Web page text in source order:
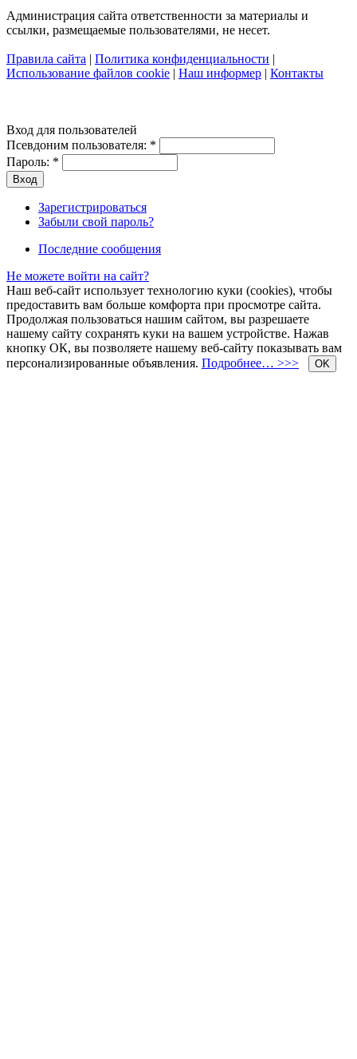
Администрация сайта ответственности за материалы и
ссылки, размещаемые пользователями, не несет.
Правила сайта | Политика конфиденциальности |
Использование файлов cookie | Наш информер | Контакты
Вход для пользователей
Псевдоним пользователя: *
Пароль: *
Зарегистрироваться
Забыли свой пароль?
Последние сообщения
Не можете войти на сайт?
Наш веб-сайт использует технологию куки (cookies), чтобы
предоставить вам больше комфорта при просмотре сайта.
Продолжая пользоваться нашим сайтом, вы разрешаете
нашему сайту сохранять куки на вашем устройстве. Нажав
кнопку ОК, вы позволяете нашему веб-сайту показывать вам
персонализированные объявления. Подробнее… >>> OK